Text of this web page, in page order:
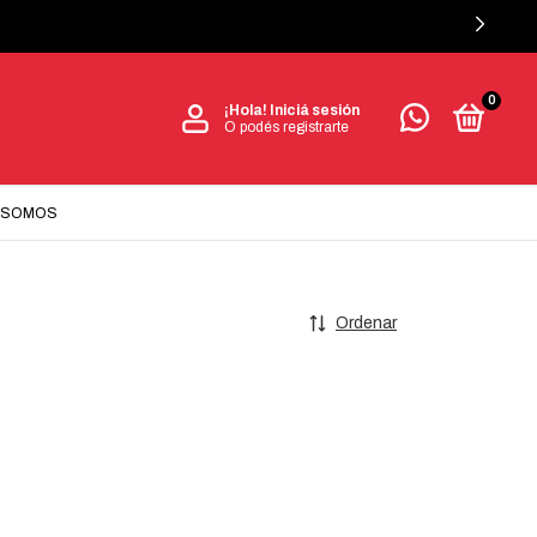
¡Hola! Iniciá sesión
O podés registrarte
0
Ordenar